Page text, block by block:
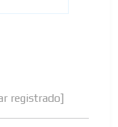
registrado]